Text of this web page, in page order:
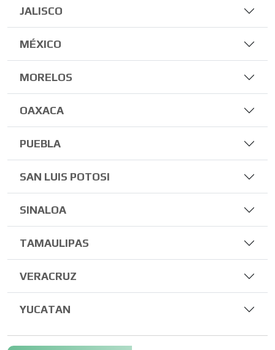
JALISCO
MÉXICO
MORELOS
OAXACA
PUEBLA
SAN LUIS POTOSI
SINALOA
TAMAULIPAS
VERACRUZ
YUCATAN